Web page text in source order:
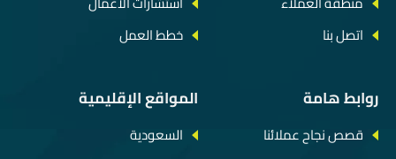
اتصل بنا
خطط العمل
روابط هامة
قصص نجاح عملائنا
المواقع الإقليمية
السعودية